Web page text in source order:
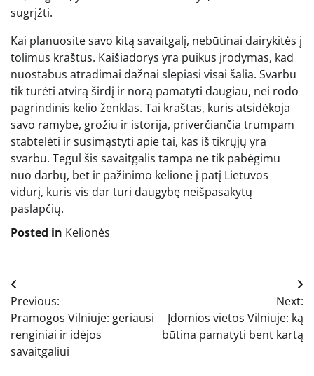
sugrįžti.
Kai planuosite savo kitą savaitgalį, nebūtinai dairykitės į
tolimus kraštus. Kaišiadorys yra puikus įrodymas, kad
nuostabūs atradimai dažnai slepiasi visai šalia. Svarbu
tik turėti atvirą širdį ir norą pamatyti daugiau, nei rodo
pagrindinis kelio ženklas. Tai kraštas, kuris atsidėkoja
savo ramybe, grožiu ir istorija, priverčiančia trumpam
stabtelėti ir susimąstyti apie tai, kas iš tikrųjų yra
svarbu. Tegul šis savaitgalis tampa ne tik pabėgimu
nuo darbų, bet ir pažinimo kelione į patį Lietuvos
vidurį, kuris vis dar turi daugybę neišpasakytų
paslapčių.
Posted in Kelionės
Navigacija
tarp
įrašų
Previous:
Pramogos Vilniuje: geriausi
renginiai ir idėjos
savaitgaliui
Next:
Įdomios vietos Vilniuje: ką
būtina pamatyti bent kartą